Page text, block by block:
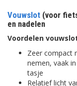
Vouwslot (voor
en nadelen
Voordelen
Zeer compact
nemen, vaak
tasje
Relatief licht